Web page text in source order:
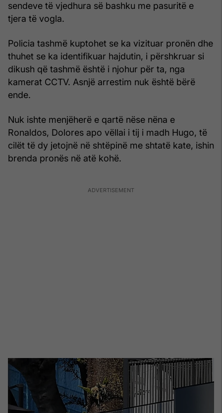
sendeve të vjedhura së bashku me pasuritë e
tjera të vogla.
Policia tashmë kuptohet se ka vizituar pronën dhe
thuhet se ka identifikuar hajdutin, i përshkruar si
dikush që tashmë është i njohur për ta, nga
kamerat CCTV. Asnjë arrestim nuk është bërë
ende.
Nuk ishte menjëherë e qartë nëse nëna e
Ronaldos, Dolores apo vëllai i tij i madh Hugo, të
cilët të dy jetojnë në shtëpinë me shtatë kate, ishin
brenda pronës në atë kohë.